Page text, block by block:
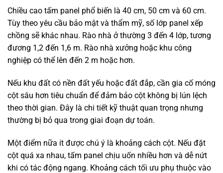
Chiều cao tấm panel phổ biến là 40 cm, 50 cm và 60 cm.
Tùy theo yêu cầu bảo mật và thẩm mỹ, số lớp panel xếp
chồng sẽ khác nhau. Rào nhà ở thường 3 đến 4 lớp, tương
đương 1,2 đến 1,6 m. Rào nhà xưởng hoặc khu công
nghiệp có thể lên đến 2 m hoặc hơn.
Nếu khu đất có nền đất yếu hoặc đất đắp, cần gia cố móng
cột sâu hơn tiêu chuẩn để đảm bảo cột không bị lún lệch
theo thời gian. Đây là chi tiết kỹ thuật quan trọng nhưng
thường bị bỏ qua trong giai đoạn dự toán.
Một điểm nữa ít được chú ý là khoảng cách cột. Nếu đặt
cột quá xa nhau, tấm panel chịu uốn nhiều hơn và dễ nứt
khi có tác động ngang. Khoảng cách tối ưu phụ thuộc vào